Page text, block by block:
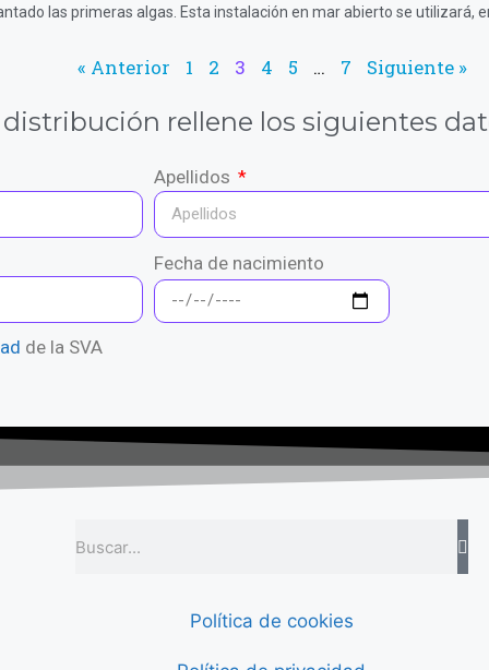
las primeras algas. Esta instalación en mar abierto se utilizará,
« Anterior 1 2 3 4 5 … 7 Siguiente »
rellene los siguientes
Apellidos
Fecha de nacimiento
de la SVA
Política de cookies